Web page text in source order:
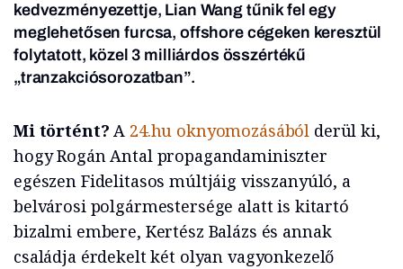
kedvezményezettje, Lian Wang tűnik fel egy
meglehetősen furcsa, offshore cégeken keresztül
folytatott, közel 3 milliárdos összértékű
„tranzakciósorozatban”.
Mi történt? A 24.hu oknyomozásából derül ki,
hogy Rogán Antal propagandaminiszter
egészen Fidelitasos múltjáig visszanyúló, a
belvárosi polgármestersége alatt is kitartó
bizalmi embere, Kertész Balázs és annak
családja érdekelt két olyan vagyonkezelő